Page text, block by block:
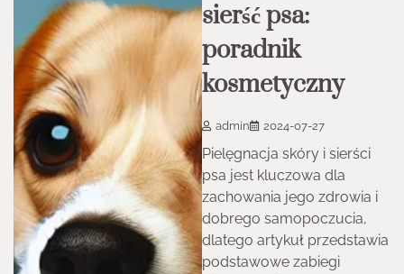
sierść psa:
poradnik
kosmetyczny
admin 2024-07-27
Pielęgnacja skóry i sierści
psa jest kluczowa dla
zachowania jego zdrowia i
dobrego samopoczucia,
dlatego artykuł przedstawia
podstawowe zabiegi